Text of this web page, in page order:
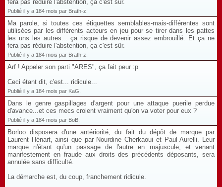
fera pas réduire l'abstention, ça c'est sûr.
Publié il y a 184 mois par Brath-z.
Ma parole, si toutes ces étiquettes semblables-mais-différentes sont
utilisées par les différents acteurs en jeu pour se tirer dans les pattes
les uns les autres... ça risque de devenir assez embrouillé. Et ça ne
fera pas réduire l'abstention, ça c'est sûr.
Publié il y a 184 mois par Brath-z.
Arf ! Appeler son parti "ARES", ça fait peur :p
Ceci étant dit, c'est... ridicule...
Publié il y a 184 mois par KaG.
Dans le genre gaspillages d'argent pour une attaque puerile perdue
d'avance...et ces mecs croient vraiment qu'on va voter pour eux ?
Publié il y a 184 mois par BoB.
Borloo disposera d'une antériorité, du fait du dépôt de marque par
Laurent Hénart, ainsi que par Nourdine Cherkaoui et Paul Aurelli. Leur
marque n'étant qu'un passage de l'autre en majuscule, et venant
manifestement en fraude aux droits des précédents déposants, sera
annulée sans difficulté.
La démarche est, du coup, franchement ridicule.